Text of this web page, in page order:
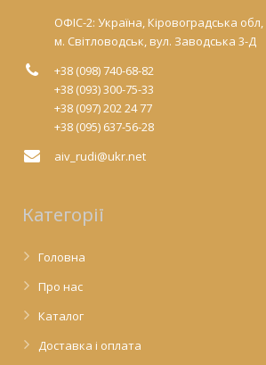
ОФІС-2: Україна, Кіровоградська обл,
м. Світловодськ, вул. Заводська 3-Д
+38 (098) 740-68-82
+38 (093) 300-75-33
+38 (097) 202 24 77
+38 (095) 637-56-28
aiv_rudi@ukr.net
Категорії
Головна
Про нас
Каталог
Доставка і оплата